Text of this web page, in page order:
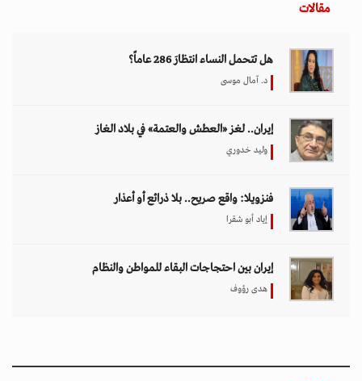
مقالات
هل تتحمل النساء انتظارَ 286 عاماً؟
د. آمال موسى
إيران.. لغز «العطش والعتمة» في بلاد الغاز
وليد خدوري
فنزويلا: واقع صريح.. بلا ذرائع أو أعذار
إياد أبو شقرا
إيران بين احتجاجات البقاء للمواطن والنظام
هدى رؤوف